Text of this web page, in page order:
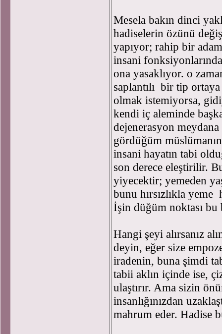
Mesela bakın dinci
hadiselerin özünü
yapıyor; rahip bir
insani
ona yasaklıyor. o
saplantılı bir tip ortaya
olmak istemiyorsa,
kendi iç aleminde
dejenerasyon
gördüğüm
insani hayatın tabi
son derece eleştirilir.
yiyecektir; yemeden
bunu hırsızlıkla
İşin düğüm noktası
Hangi şeyi alırsanız
deyin, eğer size
iradenin, buna şimdi
tabii aklın içinde ise,
ulaştırır. Ama sizin
insanlığınızdan
mahrum eder. Hadise